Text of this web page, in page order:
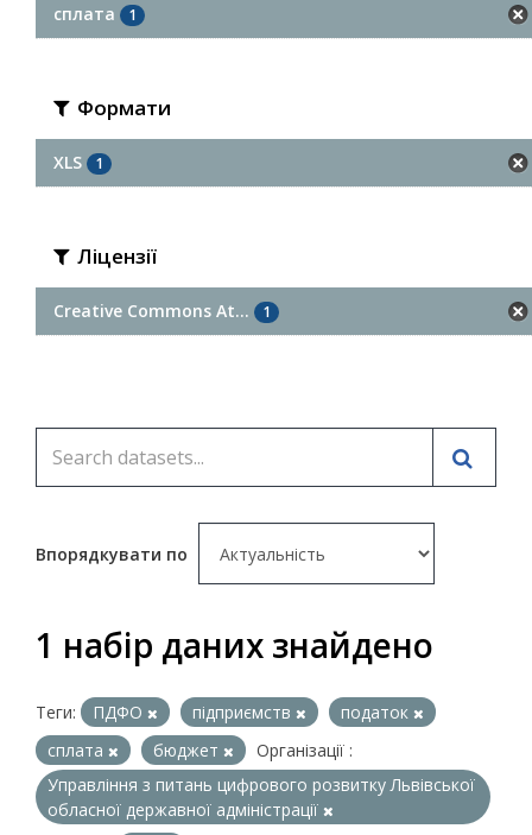
сплата 1
Формати
XLS 1
Ліцензії
Creative Commons At... 1
Впорядкувати по
1 набір даних знайдено
Теги: ПДФО підприємств
податок
сплата
бюджет
Організації :
Управління з питань цифрового розвитку Львівської
обласної державної адміністрації